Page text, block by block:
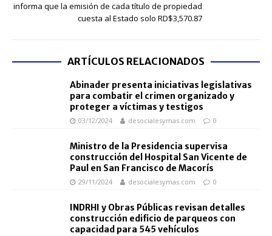
informa que la emisión de cada título de propiedad
cuesta al Estado solo RD$3,570.87
ARTÍCULOS RELACIONADOS
Abinader presenta iniciativas legislativas
para combatir el crimen organizado y
proteger a víctimas y testigos
03/12/2024 desocialesymas.com 0
Ministro de la Presidencia supervisa
construcción del Hospital San Vicente de
Paul en San Francisco de Macorís
29/11/2024 desocialesymas.com 0
INDRHI y Obras Públicas revisan detalles
construcción edificio de parqueos con
capacidad para 545 vehículos